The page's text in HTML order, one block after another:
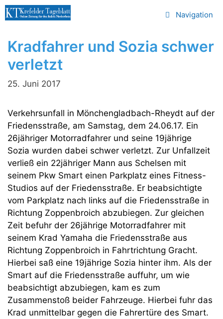
Zum
Inhalt
Navigation
Kradfahrer und Sozia schwer
verletzt
25. Juni 2017
Verkehrsunfall in Mönchengladbach-Rheydt auf der
Friedensstraße, am Samstag, dem 24.06.17. Ein
26jähriger Motorradfahrer und seine 19jährige
Sozia wurden dabei schwer verletzt. Zur Unfallzeit
verließ ein 22jähriger Mann aus Schelsen mit
seinem Pkw Smart einen Parkplatz eines Fitness-
Studios auf der Friedensstraße. Er beabsichtigte
vom Parkplatz nach links auf die Friedensstraße in
Richtung Zoppenbroich abzubiegen. Zur gleichen
Zeit befuhr der 26jährige Motorradfahrer mit
seinem Krad Yamaha die Friedensstraße aus
Richtung Zoppenbroich in Fahrtrichtung Gracht.
Hierbei saß eine 19jährige Sozia hinter ihm. Als der
Smart auf die Friedensstraße auffuhr, um wie
beabsichtigt abzubiegen, kam es zum
Zusammenstoß beider Fahrzeuge. Hierbei fuhr das
Krad unmittelbar gegen die Fahrertüre des Smart.